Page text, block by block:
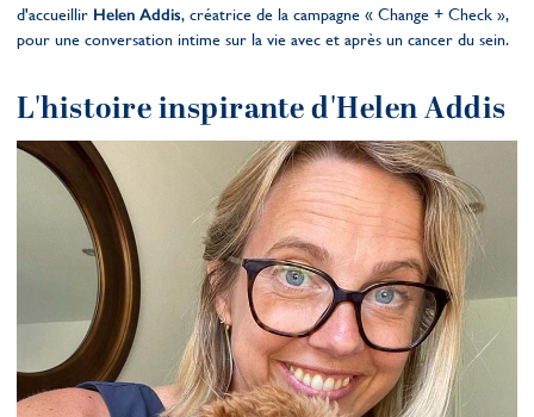
d'accueillir Helen Addis, créatrice de la campagne « Change + Check »,
pour une conversation intime sur la vie avec et après un cancer du sein.
L'histoire inspirante d'Helen Addis